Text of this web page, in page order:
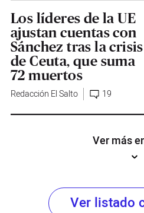
Los líderes de la UE
ajustan cuentas con
Sánchez tras la crisis
de Ceuta, que suma
72 muertos
Redacción El Salto 19
Ver más
Ver listado